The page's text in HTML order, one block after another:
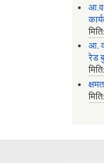
मिति:
आ.
रेड
मिति:
मिति: